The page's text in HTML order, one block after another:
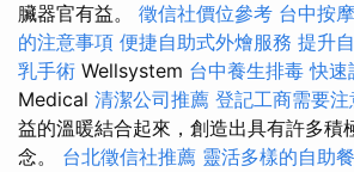
臟器官有益。 徵信社價位參考 台中按
的注意事項 便捷自助式外燴服務 提升
乳手術 Wellsystem 台中養生排毒快速
Medical 清潔公司推薦 登記工商需要注
益的溫暖結合起來，創造出具有許多積
念。 台北徵信社推薦 靈活多樣的自助